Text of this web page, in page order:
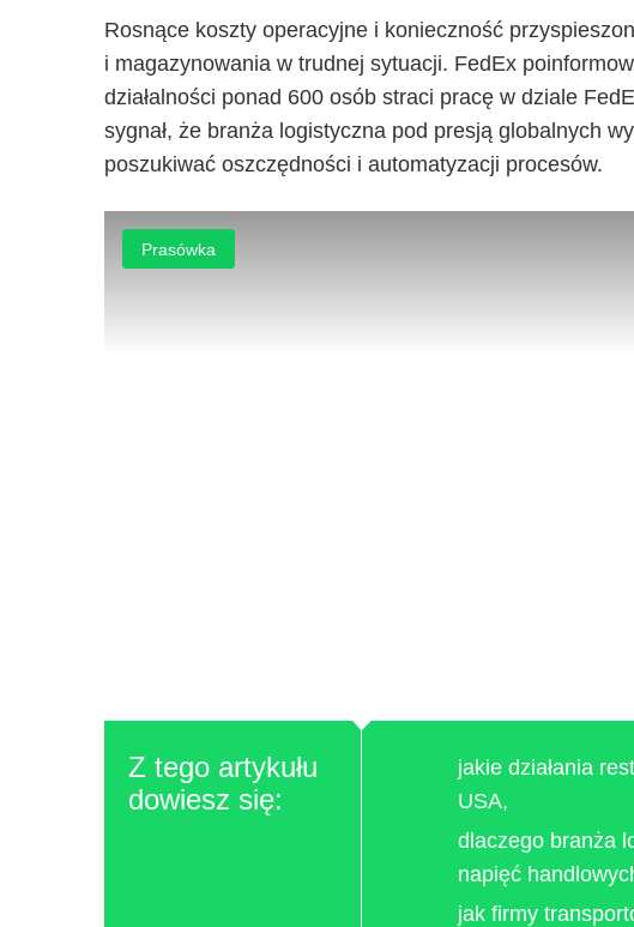
Rosnące koszty operacyjne i konieczność
i magazynowania w trudnej sytuacji. FedEx
działalności ponad 600 osób straci pracę w dziale
sygnał, że branża logistyczna pod presją globalnych
poszukiwać oszczędności i automatyzacji procesów.
Prasówka
Z tego artykułu
dowiesz się:
jakie działania
USA,
dlaczego branża
napięć
jak firmy